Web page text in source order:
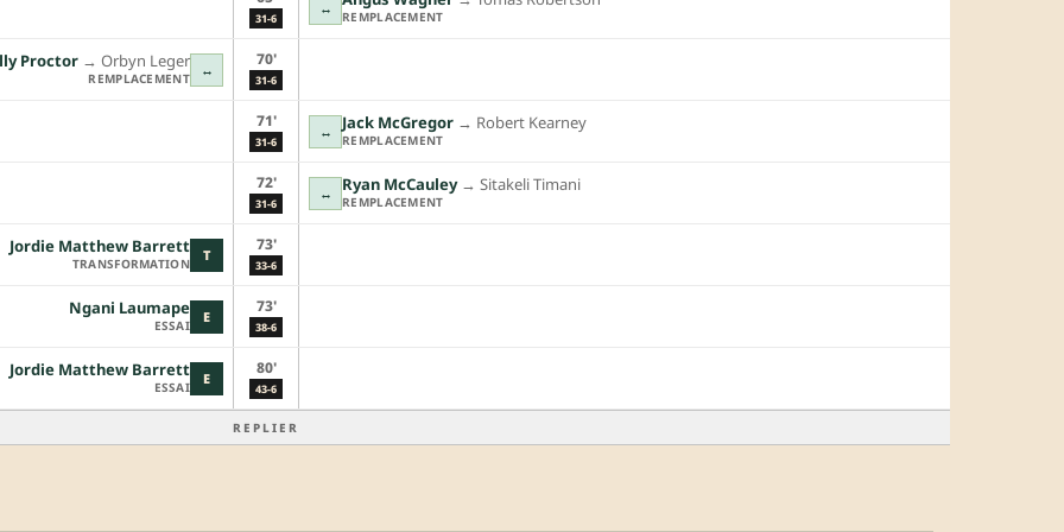
31-6
↔ REMPLACEMENT
↔
Proctor →︎ Orbyn Leger
REMPLACEMENT
70'
31-6
71'
31-6
↔ Jack McGregor →︎ Robert Kearney
REMPLACEMENT
72'
31-6
↔ Ryan McCauley→︎ Sitakeli Timani
REMPLACEMENT
T
Jordie Matthew Barrett
TRANSFORMATION
73'
33-6
E
Ngani Laumape
ESSAI
73'
38-6
E
Jordie Matthew Barrett
ESSAI
80'
43-6
REPLIER